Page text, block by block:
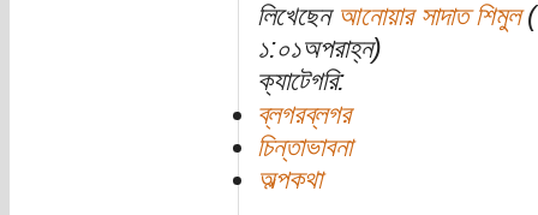
লিখেছেন আনোয়ার সাদাত শিমুল
১:০১অপরাহ্ন)
ক্যাটেগরি:
ব্লগরব্লগর
চিন্তাভাবনা
অল্পকথা